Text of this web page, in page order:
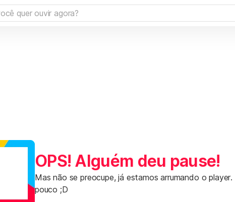
OPS! Alguém deu pause!
Mas não se preocupe, já estamos arrumando o
pouco ;D